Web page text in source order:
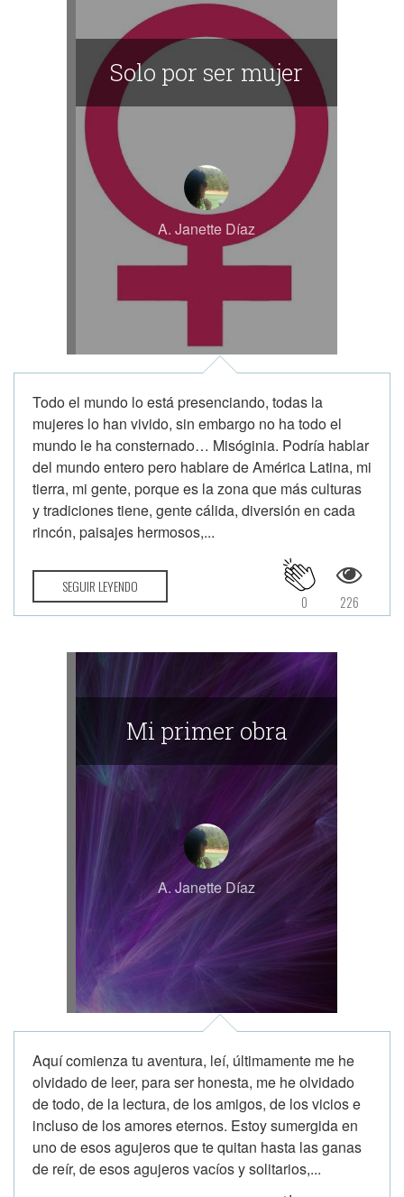
Solo por ser mujer
A. Janette Díaz
Todo el mundo lo está presenciando, todas la
mujeres lo han vivido, sin embargo no ha todo el
mundo le ha consternado… Misóginia. Podría hablar
del mundo entero pero hablare de América Latina, mi
tierra, mi gente, porque es la zona que más culturas
y tradiciones tiene, gente cálida, diversión en cada
rincón, paisajes hermosos,...
SEGUIR LEYENDO
226
0
Mi primer obra
A. Janette Díaz
Aquí comienza tu aventura, leí, últimamente me he
olvidado de leer, para ser honesta, me he olvidado
de todo, de la lectura, de los amigos, de los vicios e
incluso de los amores eternos. Estoy sumergida en
uno de esos agujeros que te quitan hasta las ganas
de reír, de esos agujeros vacíos y solitarios,...